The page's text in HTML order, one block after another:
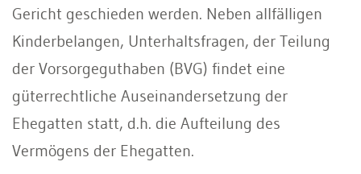
Gericht geschieden werden. Neben allfälligen
Kinderbelangen, Unterhaltsfragen, der Teilung
der Vorsorgeguthaben (BVG) findet eine
güterrechtliche Auseinandersetzung der
Ehegatten statt, d.h. die Aufteilung des
Vermögens der Ehegatten.